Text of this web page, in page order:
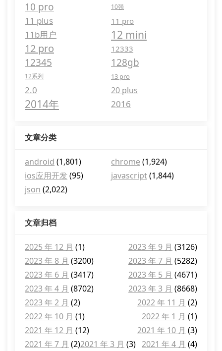
10 pro
10强
11 plus 11 pro
11b用户 12 mini
12 pro 12333
12345 128gb
12系列 13 pro
2.0 20 plus
2014年 2016
文章分类
android (1,801) chrome (1,924)
ios应用开发 (95) javascript(1,844)
json (2,022)
文章归档
2025 年 12 月 (1) 2023 年 9 月 (3126)
2023 年 8 月 (3200) 2023 年 7 月 (5282)
2023 年 6 月 (3417) 2023 年 5 月 (4671)
2023 年 4 月 (8702) 2023 年 3 月 (8668)
2023 年 2 月 (2) 2022 年 11 月 (2)
2022 年 10 月 (1) 2022 年 1 月 (1)
2021 年 12 月 (12) 2021 年 10 月 (3)
2021 年 7 月 (2) 2021 年 4 月 (4)
2021 年 3 月 (3)